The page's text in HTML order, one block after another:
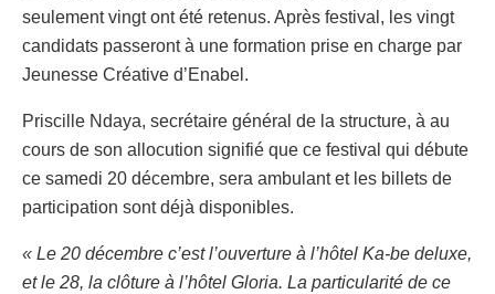
seulement vingt ont été retenus. Après festival, les vingt
candidats passeront à une formation prise en charge par
Jeunesse Créative d’Enabel.
‎Priscille Ndaya, secrétaire général de la structure, à au
cours de son allocution signifié que ce festival qui débute
ce samedi 20 décembre, sera ambulant et les billets de
participation sont déjà disponibles.
« Le 20 décembre c’est l’ouverture à l’hôtel Ka-be deluxe,
et le 28, la clôture à l’hôtel Gloria. La particularité de ce